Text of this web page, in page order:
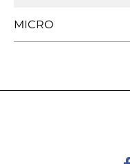
MICRO